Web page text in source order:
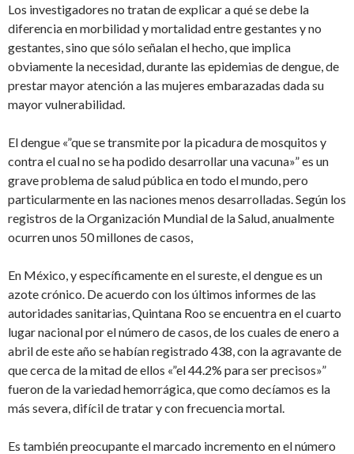
Los investigadores no tratan de explicar a qué se debe la
diferencia en morbilidad y mortalidad entre gestantes y no
gestantes, sino que sólo señalan el hecho, que implica
obviamente la necesidad, durante las epidemias de dengue, de
prestar mayor atención a las mujeres embarazadas dada su
mayor vulnerabilidad.
El dengue «”que se transmite por la picadura de mosquitos y
contra el cual no se ha podido desarrollar una vacuna»” es un
grave problema de salud pública en todo el mundo, pero
particularmente en las naciones menos desarrolladas. Según los
registros de la Organización Mundial de la Salud, anualmente
ocurren unos 50 millones de casos,
En México, y específicamente en el sureste, el dengue es un
azote crónico. De acuerdo con los últimos informes de las
autoridades sanitarias, Quintana Roo se encuentra en el cuarto
lugar nacional por el número de casos, de los cuales de enero a
abril de este año se habían registrado 438, con la agravante de
que cerca de la mitad de ellos «”el 44.2% para ser precisos»”
fueron de la variedad hemorrágica, que como decíamos es la
más severa, difícil de tratar y con frecuencia mortal.
Es también preocupante el marcado incremento en el número